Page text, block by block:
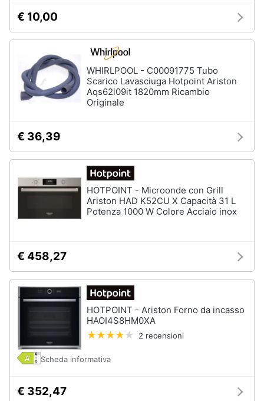
€ 10,00
WHIRLPOOL - C00091775 Tubo
Scarico Lavasciuga Hotpoint Ariston
Aqs62l09it 1820mm Ricambio
Originale
€ 36,39
HOTPOINT - Microonde con Grill
Ariston HAD K52CU X Capacità 31 L
Potenza 1000 W Colore Acciaio inox
€ 458,27
HOTPOINT - Ariston Forno da incasso
HAOI4S8HM0XA
2 recensioni
Scheda informativa
€ 352,47